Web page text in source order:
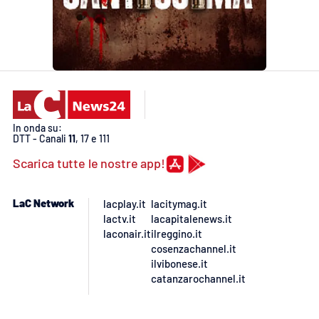
Lacplay.it
Lactv.it
Laconair.it
Lacitymag.it
Cosenzachannel.it
Catanzarochannel.it
In onda su:
DTT - Canali 11, 17 e 111
Scarica tutte le nostre app!
LaC Network
lacplay.it
lactv.it
laconair.it
lacitymag.it
lacapitalenews.it
ilreggino.it
cosenzachannel.it
ilvibonese.it
catanzarochannel.it